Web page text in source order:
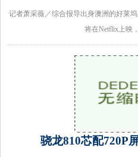
记者萧采薇／综合报导出身澳洲的好莱
将在Netflix上映
骁龙810芯配720P